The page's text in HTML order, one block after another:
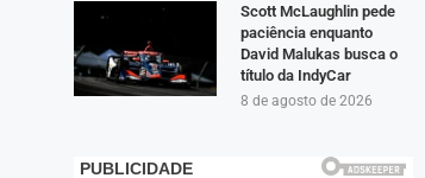
Scott McLaughlin pede
paciência enquanto
David Malukas busca o
título da IndyCar
8 de agosto de 2026